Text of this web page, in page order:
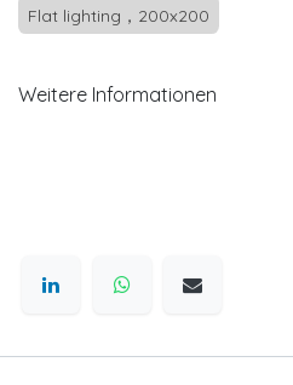
Flat lighting，200x200
Weitere Informationen